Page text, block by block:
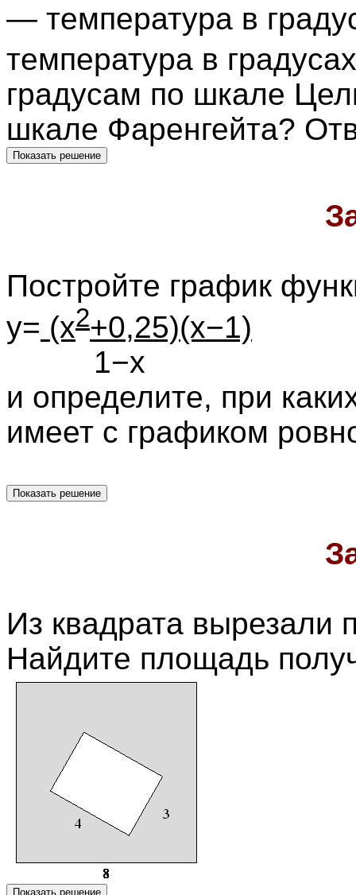
— температура в
температура в
градусам по шкале
шкале Фаренгейта?
Постройте график
y= (x2+0,25)(x−1)
1−x
и определите, при
имеет с графиком
Из квадрата вырезали
Найдите площадь